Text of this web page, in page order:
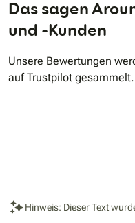
Das sagen
und -Kunden
Unsere Bewertungen
auf Trustpilot
Hinweis: Dieser Text